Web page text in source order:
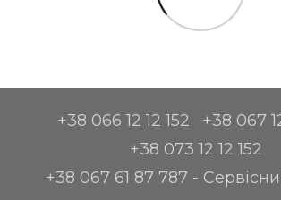
+38 066 12 12 152
+38 067
+38 073 12 12 152
+38 067 61 87 787 -